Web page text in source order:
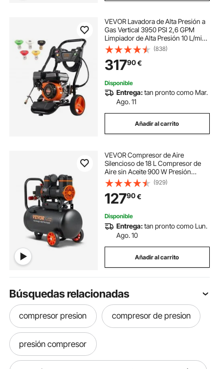
VEVOR Lavadora de Alta Presión a
Gas Vertical 3950 PSI 2,6 GPM
Limpiador de Alta Presión 10 L/min
con Bomba de Cobre, Pistola
Rociadora, Varilla de Extensión, 5
Boquillas para Casas, Vehículos
(838)
31790€
Disponible
Entrega:tan pronto como Mar.
Ago. 11
Añadir al carrito
VEVOR Compresor de Aire
Silencioso de 18 L Compresor de
Aire sin Aceite 900 W Presión
Máxima de 3,5 Mpa Motor sin
Aceite 70 dB para Reparación de
Automóviles Inflado de Neumáticos
Pintura a Pistola
(929)
12790€
Disponible
Entrega:tan pronto como Lun.
Ago. 10
Añadir al carrito
Búsquedas relacionadas
compresor presion compresor de presion
presión compresor